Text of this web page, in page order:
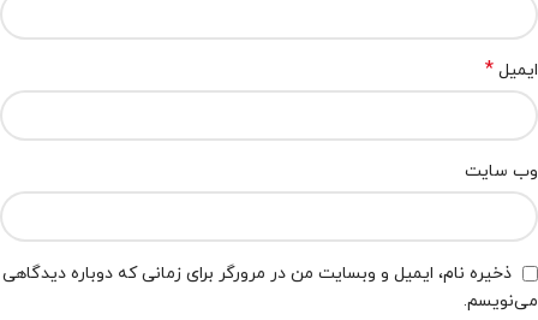
ایمیل *
وب‌ سایت
ذخیره نام، ایمیل و وبسایت من در مرورگر برای زمانی که دوباره دیدگاهی
می‌نویسم.